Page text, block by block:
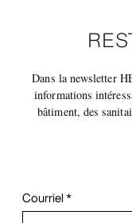
Dans la newsletter
informations
bâtiment, des